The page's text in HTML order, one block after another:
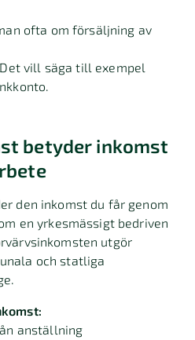
ofta om försäljning av
Det vill säga till exempel
betyder inkomst
den inkomst du får genom
en yrkesmässigt bedriven
utgör
och statliga
anställning